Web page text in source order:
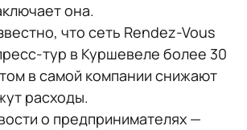
она.
что сеть Rendez-Vous
тур в Куршевеле более 30
в самой компании снижают
расходы.
о предпринимателях —